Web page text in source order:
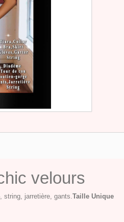
velours
string, jarretière, gants.Taille Unique